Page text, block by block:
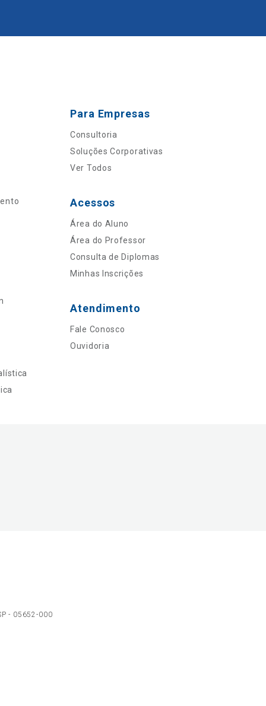
Para Empresas
Consultoria
Soluções Corporativas
Ver Todos
Acessos
Área do Aluno
Área do Professor
Consulta de Diplomas
Minhas Inscrições
Atendimento
Fale Conosco
Ouvidoria
- 05652-000